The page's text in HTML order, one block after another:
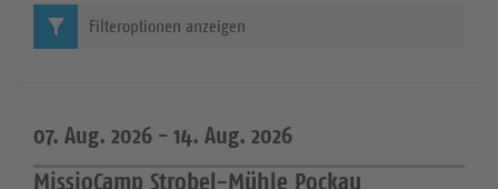
07. Aug. 2026 - 14. Aug. 2026
MissioCamp Strobel-Mühle Pockau
Filteroptionen anzeigen